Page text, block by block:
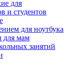
для
и студентов
для ноутбука
для мам
занятий